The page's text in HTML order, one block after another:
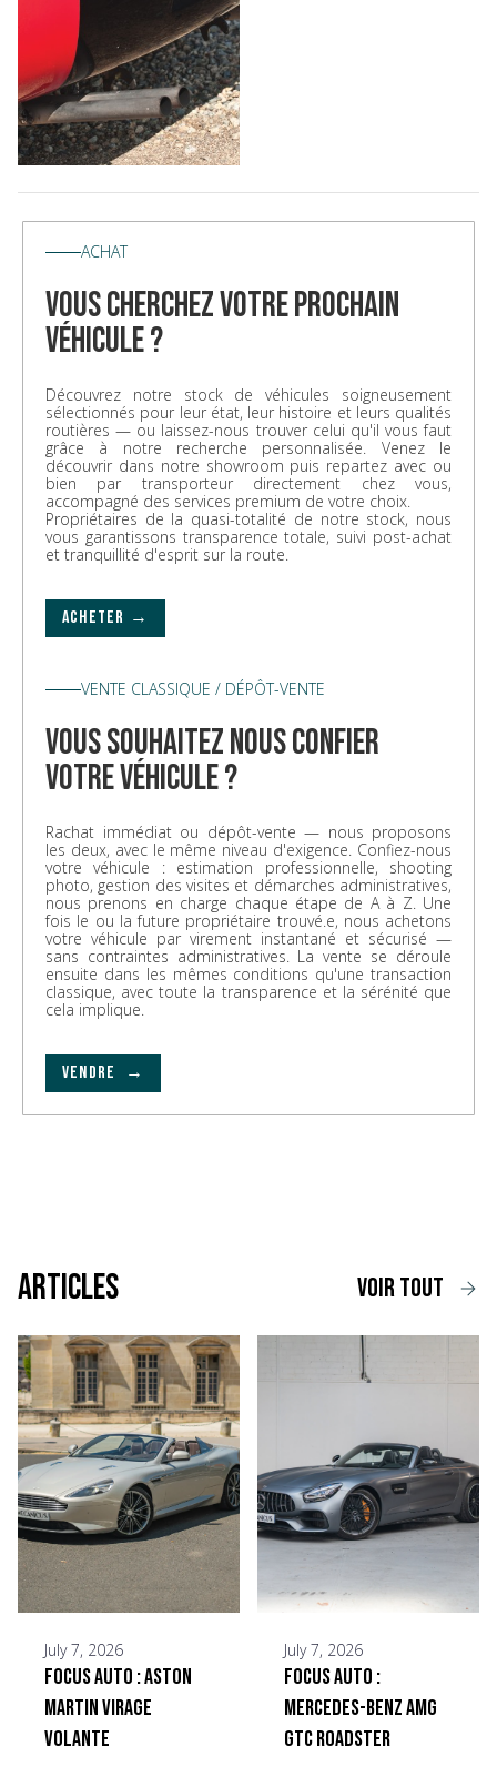
ACHAT
vous cherchez votre prochain
véhicule ?
Découvrez notre stock de véhicules soigneusement
sélectionnés pour leur état, leur histoire et leurs qualités
routières — ou laissez-nous trouver celui qu'il vous faut
grâce à notre recherche personnalisée. Venez le
découvrir dans notre showroom puis repartez avec ou
bien par transporteur directement chez vous,
accompagné des services premium de votre choix.
Propriétaires de la quasi-totalité de notre stock, nous
vous garantissons transparence totale, suivi post-achat
et tranquillité d'esprit sur la route.
ACHETER →
VENTE CLASSIQUE / DÉPÔT-VENTE
vous souhaitez nous confier
votre véhicule ?
Rachat immédiat ou dépôt-vente — nous proposons
les deux, avec le même niveau d'exigence. Confiez-nous
votre véhicule : estimation professionnelle, shooting
photo, gestion des visites et démarches administratives,
nous prenons en charge chaque étape de A à Z. Une
fois le ou la future propriétaire trouvé.e, nous achetons
votre véhicule par virement instantané et sécurisé —
sans contraintes administratives. La vente se déroule
ensuite dans les mêmes conditions qu'une transaction
classique, avec toute la transparence et la sérénité que
cela implique.
VENDRE →
voir tout
Articles
July 7, 2026
Focus Auto : Aston
Martin Virage
Volante
July 7, 2026
Focus Auto :
Mercedes-Benz AMG
GTC Roadster